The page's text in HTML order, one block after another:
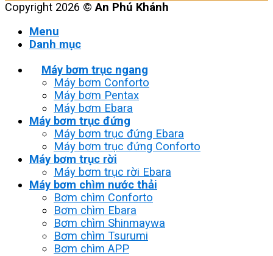
Copyright 2026 ©An Phú Khánh
Menu
Danh mục
Máy bơm trục ngang
Máy bơm Conforto
Máy bơm Pentax
Máy bơm Ebara
Máy bơm trục đứng
Máy bơm trục đứng Ebara
Máy bơm trục đứng Conforto
Máy bơm trục rời
Máy bơm trục rời Ebara
Máy bơm chìm nước thải
Bơm chìm Conforto
Bơm chìm Ebara
Bơm chìm Shinmaywa
Bơm chìm Tsurumi
Bơm chìm APP